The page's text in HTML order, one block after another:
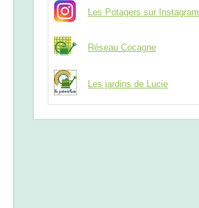
Les Potagers sur Instagram
Réseau Cocagne
Les jardins de Lucie